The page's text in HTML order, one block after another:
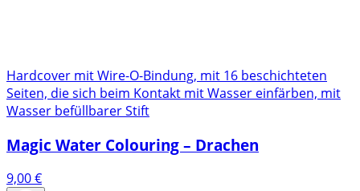
Hardcover mit Wire-O-Bindung, mit 16 beschichteten
Seiten, die sich beim Kontakt mit Wasser einfärben, mit
Wasser befüllbarer Stift
Magic Water Colouring – Drachen
9,00€